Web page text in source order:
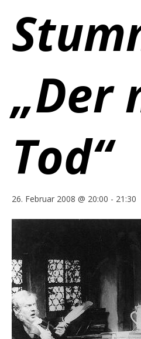
„Der
Tod“
26. Februar 2008 @ 20:00 - 21:30